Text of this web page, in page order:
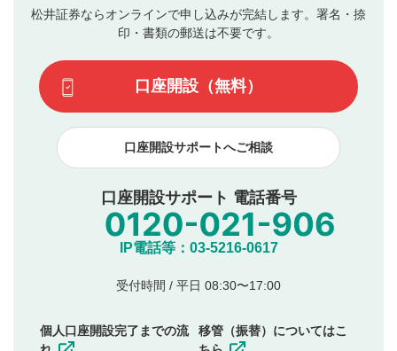
3
動画の評価
です）
評価およびコメントは当社にて審査のうえ、掲載となり
ます。掲載されるまでに日数がかかる場合や掲載されない
てはお答えできません。各動画コンテンツへの掲載をもっ
て結果のご連絡といたします。ご了承ください。
下記の項目に該当すると判断された投稿内容は、掲載を
見合わせる場合がございます。
本動画コンテンツとは無関係の内容の投稿
他者への誹謗中傷や差別的表現投稿
公序良俗に反する内容の投稿
氏名、住所、電話番号など個人を特定できる情報の
他のサイトへの誘導や営利目的、広告・宣伝を目
他者の権利（商標、著作権、その他の知的財産
その他当社が不適切と判断した投稿
松井証券ならオンラインで申し込みが完結します。署名・捺
印・書類の郵送は不要です。
口座開設（無料）
口座開設サポートへご相談
口座開設サポート 電話番号
IP電話等：03-5216-0617
受付時間 / 平日 08:30〜17:00
個人口座開設完了までの流
移管（振替）についてはこ